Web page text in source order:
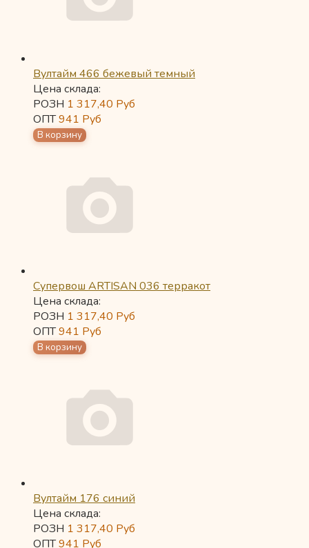
Вултайм 466 бежевый темный
Цена склада:
РОЗН 1 317,40 Руб
ОПТ941 Руб
Супервош ARTISAN 036 терракот
Цена склада:
РОЗН 1 317,40 Руб
ОПТ941 Руб
Вултайм 176 синий
Цена склада:
РОЗН 1 317,40 Руб
ОПТ941 Руб